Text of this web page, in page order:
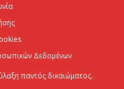
τα
κέρδη
Δεδομένων
παντός δικαιώματος.